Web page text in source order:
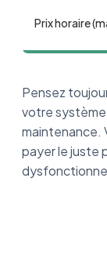
Prix horaire
Pensez
votre
maintenance.
payer le juste